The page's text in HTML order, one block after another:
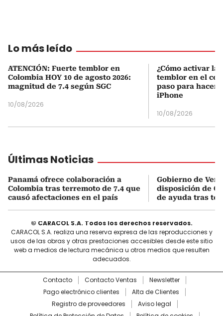
Lo más leído
ATENCIÓN: Fuerte temblor en
Colombia HOY 10 de agosto 2026:
magnitud de 7.4 según SGC
10/08/2026
¿Cómo activar la
temblor en el
paso para
iPhone
10/08/2026
Últimas Noticias
Panamá ofrece colaboración a
Colombia tras terremoto de 7.4 que
causó afectaciones en el país
Gobierno de
disposición de
de ayuda tras
© CARACOL S.A. Todos los derechos reservados.
CARACOL S.A. realiza una reserva expresa de las reproducciones y
usos de las obras y otras prestaciones accesibles desde este sitio
web a medios de lectura mecánica u otros medios que resulten
adecuados.
Contacto Contacto Ventas
Newsletter
Pago electrónico clientes
Alta de Clientes
Registro de proveedores
Aviso legal